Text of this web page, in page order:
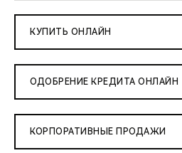
КУПИТЬ ОНЛАЙН
ОДОБРЕНИЕ КРЕДИТА ОНЛАЙН
КОРПОРАТИВНЫЕ ПРОДАЖИ